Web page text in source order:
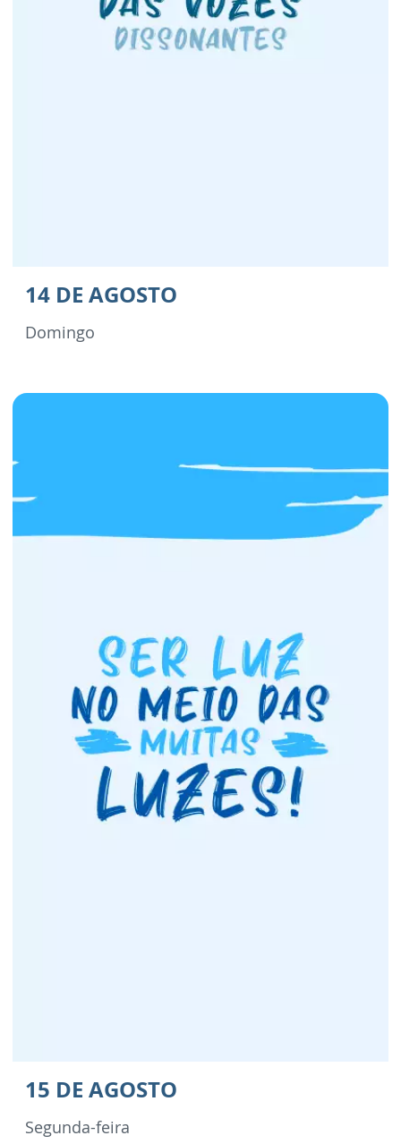
14 DE AGOSTO
Domingo
15 DE AGOSTO
Segunda-feira